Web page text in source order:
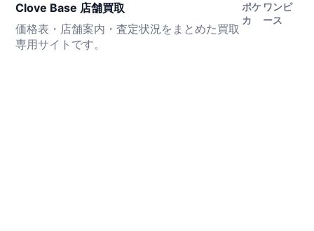
Clove Base 店舗買取
価格表・店舗案内・査定状況をまとめた買取
専用サイトです。
ポケ
カ
ワンピ
ース